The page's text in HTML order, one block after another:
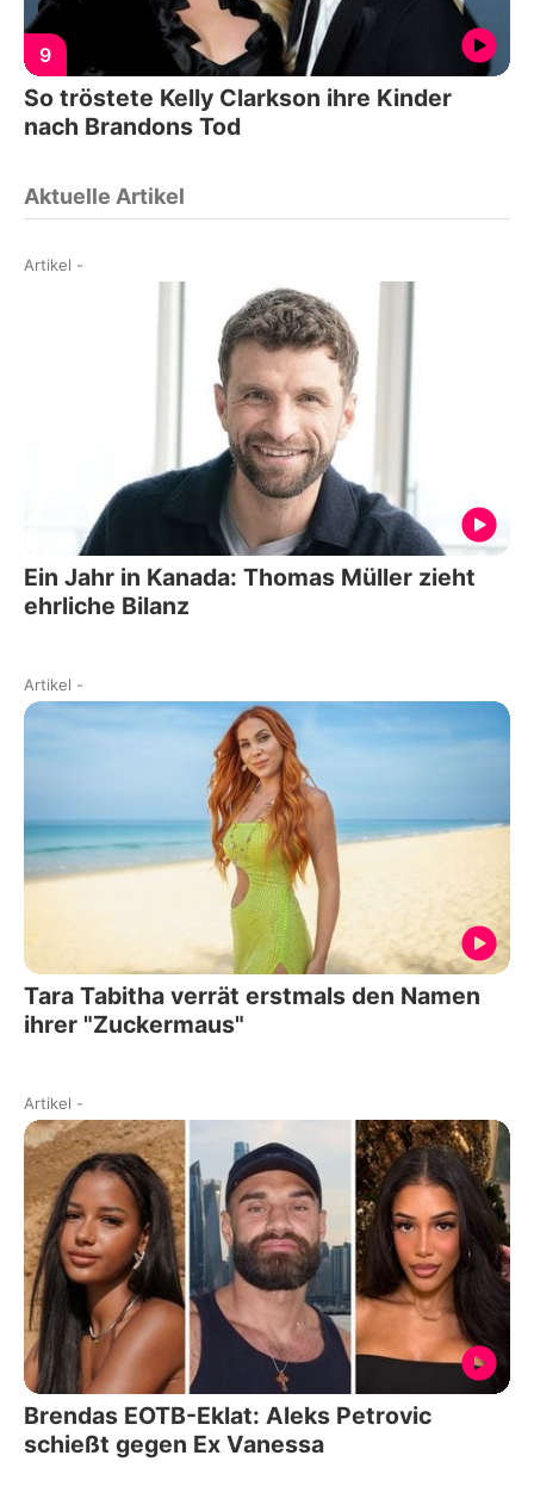
9
So tröstete Kelly Clarkson ihre Kinder
nach Brandons Tod
Aktuelle Artikel
Artikel -
Ein Jahr in Kanada: Thomas Müller zieht
ehrliche Bilanz
Artikel -
Tara Tabitha verrät erstmals den Namen
ihrer "Zuckermaus"
Artikel -
Brendas EOTB-Eklat: Aleks Petrovic
schießt gegen Ex Vanessa